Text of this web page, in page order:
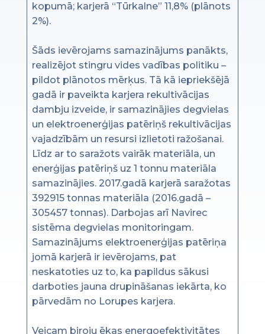
kopumā; karjerā “Tūrkalne” 11,8% (plānots
2%).
Šāds ievērojams samazinājums panākts,
realizējot stingru vides vadības politiku –
pildot plānotos mērķus. Tā kā iepriekšējā
gadā ir paveikta karjera rekultivācijas
dambju izveide, ir samazinājies degvielas
un elektroenerģijas patēriņš rekultivācijas
vajadzībām un resursi izlietoti ražošanai.
Līdz ar to saražots vairāk materiāla, un
enerģijas patēriņš uz 1 tonnu materiāla
samazinājies. 2017.gadā karjerā saražotas
392915 tonnas materiāla (2016.gadā –
305457 tonnas). Darbojas arī Navirec
sistēma degvielas monitoringam.
Samazinājums elektroenerģijas patēriņa
jomā karjerā ir ievērojams, pat
neskatoties uz to, ka papildus sākusi
darboties jauna drupināšanas iekārta, ko
pārvedām no Lorupes karjera.
Veicam biroju ēkas energoefektivitātes